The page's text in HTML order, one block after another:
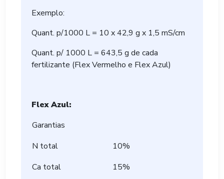
Exemplo:
Quant. p/1000 L = 10 x 42,9 g x 1,5 mS/cm
Quant. p/ 1000 L = 643,5 g de cada
fertilizante (Flex Vermelho e Flex Azul)
Flex Azul:
Garantias
N total
10%
Ca total
15%